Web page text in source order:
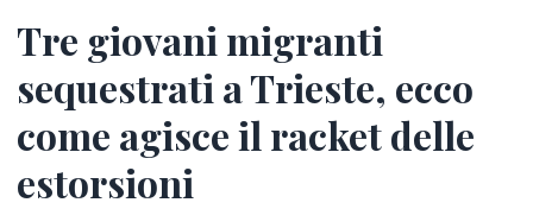
Tre giovani migranti
sequestrati a Trieste, ecco
come agisce il racket delle
estorsioni